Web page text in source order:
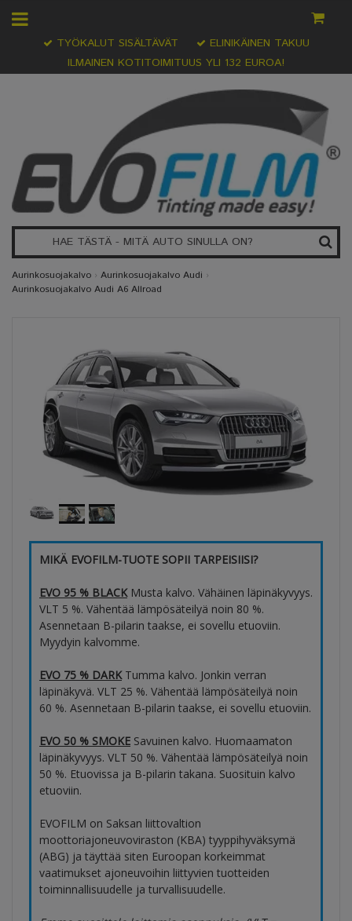
ILMAINEN KOTITOIMITUUS YLI 132 EUROA!
TYÖKALUT SISÄLTÄVÄT ELINIKÄINEN TAKUU
Aurinkosuojakalvo › Aurinkosuojakalvo Audi ›
Aurinkosuojakalvo Audi A6 Allroad
MIKÄ EVOFILM-TUOTE SOPII TARPEISIISI?
EVO 95 % BLACKMusta kalvo. Vähäinen läpinäkyvyys.
VLT 5 %. Vähentää lämpösäteilyä noin 80 %.
Asennetaan B-pilarin taakse, ei sovellu etuoviin.
Myydyin kalvomme.
EVO 75 % DARKTumma kalvo. Jonkin verran
läpinäkyvä. VLT 25 %. Vähentää lämpösäteilyä noin
60 %. Asennetaan B-pilarin taakse, ei sovellu etuoviin.
EVO 50 % SMOKE Savuinen kalvo. Huomaamaton
läpinäkyvyys. VLT 50 %. Vähentää lämpösäteilyä noin
50 %. Etuovissa ja B-pilarin takana. Suosituin kalvo
etuoviin.
EVOFILM on Saksan liittovaltion
moottoriajoneuvoviraston (KBA) tyyppihyväksymä
(ABG) ja täyttää siten Euroopan korkeimmat
vaatimukset ajoneuvoihin liittyvien tuotteiden
toiminnallisuudelle ja turvallisuudelle.